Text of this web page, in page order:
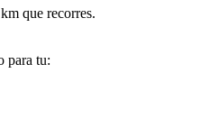
que recorres.
para tu: